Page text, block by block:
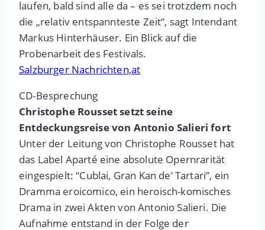
laufen, bald sind alle da – es sei trotzdem noch
die „relativ entspannteste Zeit“, sagt Intendant
Markus Hinterhäuser. Ein Blick auf die
Probenarbeit des Festivals.
Salzburger Nachrichten,at
CD-Besprechung
Christophe Rousset setzt seine
Entdeckungsreise von Antonio Salieri fort
Unter der Leitung von Christophe Rousset hat
das Label Aparté eine absolute Opernrarität
eingespielt: “Cublai, Gran Kan de’ Tartari”, ein
Dramma eroicomico, ein heroisch-komisches
Drama in zwei Akten von Antonio Salieri. Die
Aufnahme entstand in der Folge der